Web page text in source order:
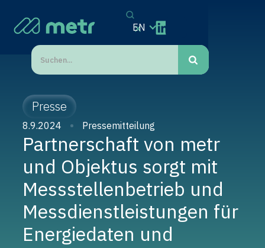
EN
Presse
8.9.2024 Pressemitteilung
Partnerschaft von metr
und Objektus sorgt mit
Messstellenbetrieb und
Messdienstleistungen für
Energiedaten und